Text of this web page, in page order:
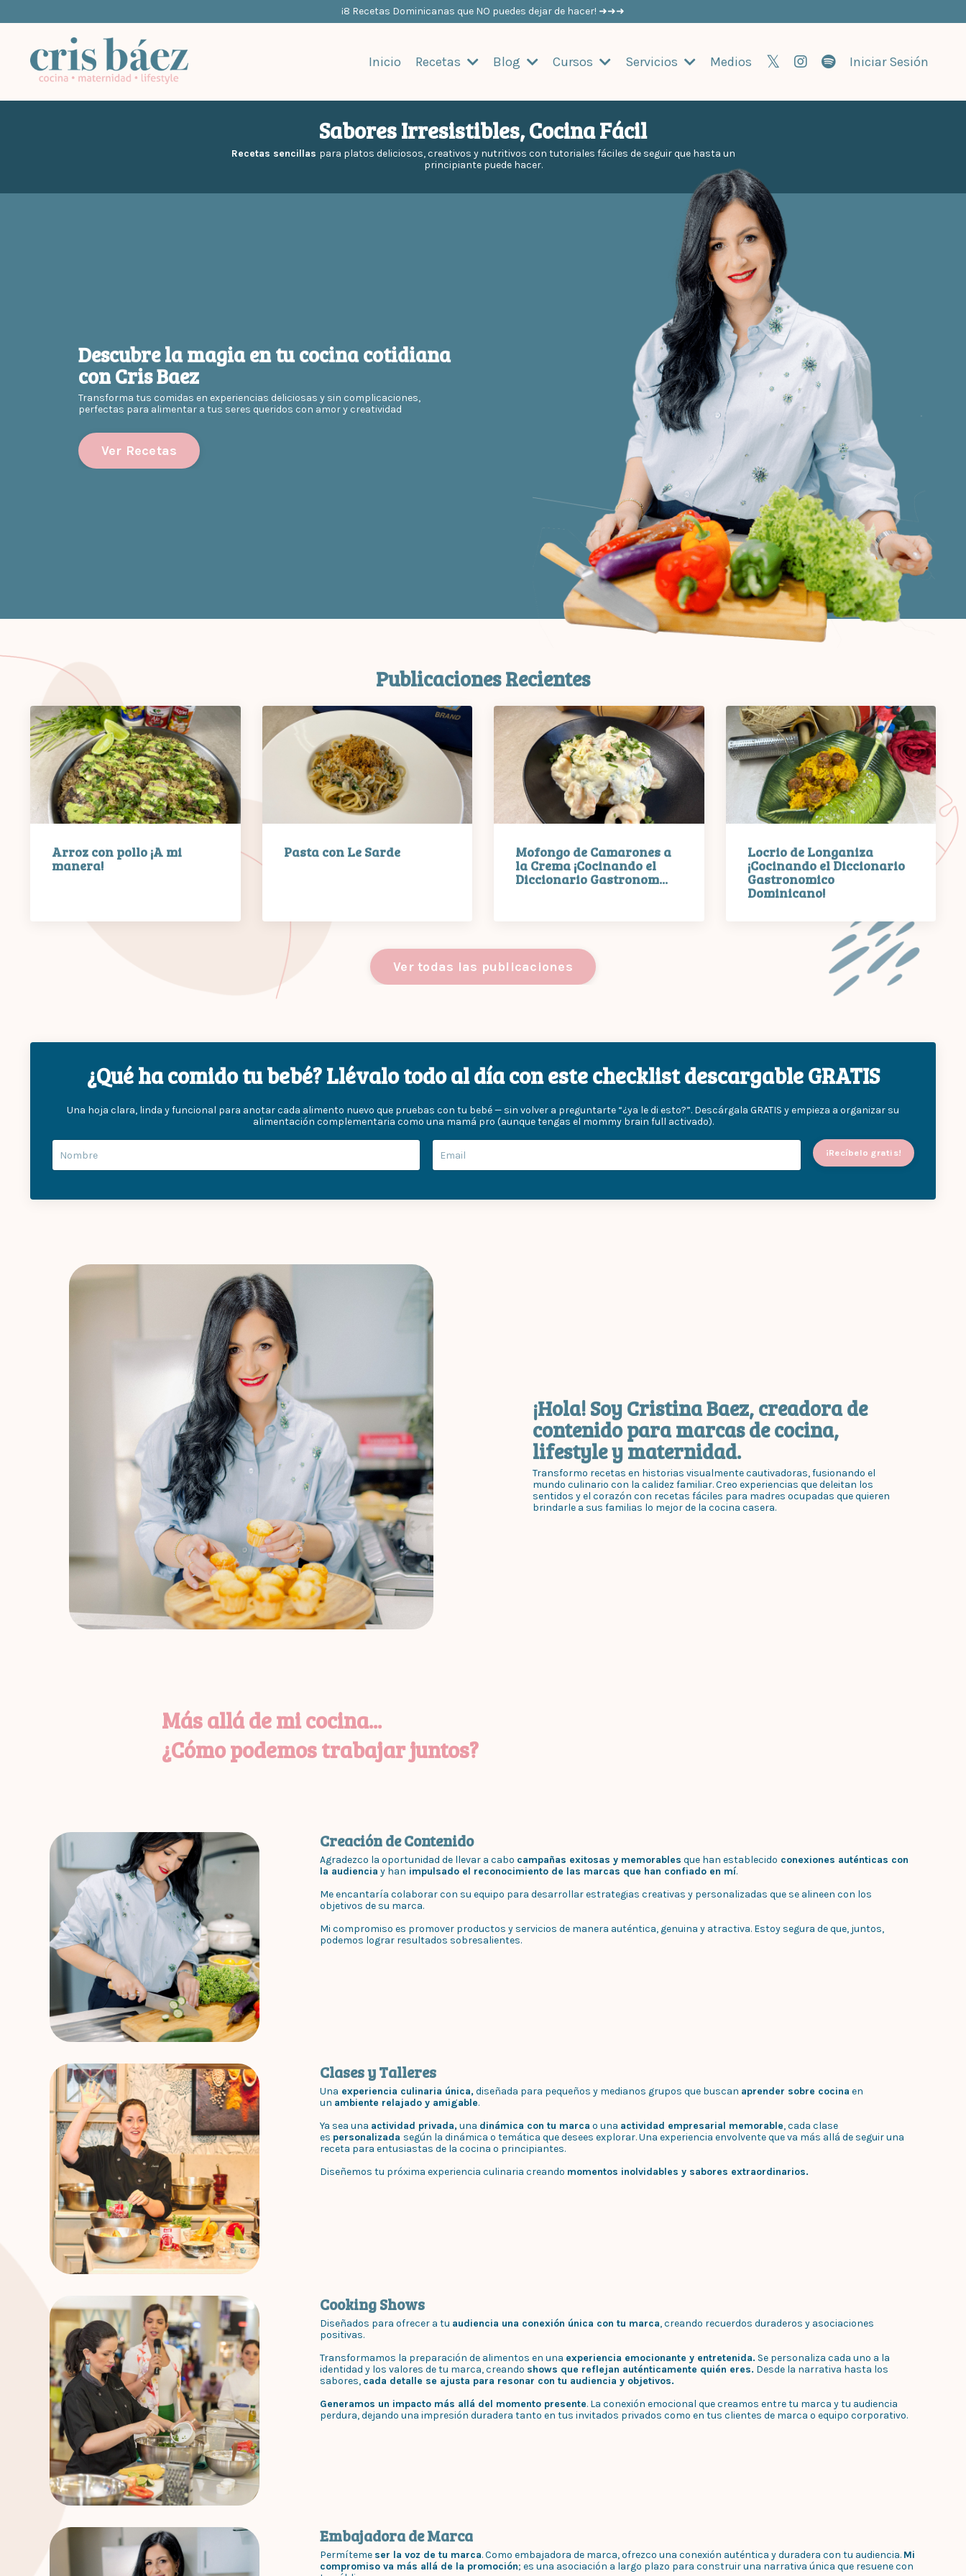
¡8 Recetas Dominicanas que NO puedes dejar de hacer! ➜➜➜
Inicio Recetas Blog Cursos Servicios Medios Iniciar Sesión
Sabores Irresistibles, Cocina Fácil
Recetas sencillas para platos deliciosos, creativos y nutritivos con tutoriales fáciles de seguir que hasta un
principiante puede hacer.
Descubre la magia en tu cocina cotidiana
con Cris Baez
Transforma tus comidas en experiencias deliciosas y sin complicaciones,
perfectas para alimentar a tus seres queridos con amor y creatividad
Ver Recetas
Publicaciones Recientes
Arroz con pollo ¡A mi
manera!
Pasta con Le Sarde Mofongo de Camarones a
la Crema ¡Cocinando el
Diccionario Gastronom...
Locrio de Longaniza
¡Cocinando el Diccionario
Gastronomico
Dominicano!
Ver todas las publicaciones
¿Qué ha comido tu bebé? Llévalo todo al día con este checklist descargable GRATIS
Una hoja clara, linda y funcional para anotar cada alimento nuevo que pruebas con tu bebé — sin volver a preguntarte “¿ya le di esto?”. Descárgala GRATIS y empieza a organizar su
alimentación complementaria como una mamá pro (aunque tengas el mommy brain full activado).
¡Recíbelo gratis!
¡Hola! Soy Cristina Baez, creadora de
contenido para marcas de cocina,
lifestyle y maternidad.
Transformo recetas en historias visualmente cautivadoras, fusionando el
mundo culinario con la calidez familiar. Creo experiencias que deleitan los
sentidos y el corazón con recetas fáciles para madres ocupadas que quieren
brindarle a sus familias lo mejor de la cocina casera.
Más allá de mi cocina...
¿Cómo podemos trabajar juntos?
Creación de Contenido
Agradezco la oportunidad de llevar a cabo campañas exitosas y memorables que han establecido conexiones auténticas con
la audiencia y han impulsado el reconocimiento de las marcas que han confiado en mí.
Me encantaría colaborar con su equipo para desarrollar estrategias creativas y personalizadas que se alineen con los
objetivos de su marca.
Mi compromiso es promover productos y servicios de manera auténtica, genuina y atractiva. Estoy segura de que, juntos,
podemos lograr resultados sobresalientes.
Clases y Talleres
Una experiencia culinaria única,diseñada para pequeños y medianos grupos que buscan aprender sobre cocina en
un ambiente relajado y amigable.
Ya sea una actividad privada,una dinámica con tu marca o una actividad empresarial memorable, cada clase
es personalizada según la dinámica o temática que desees explorar. Una experiencia envolvente que va más allá de seguir una
receta para entusiastas de la cocina o principiantes.
Diseñemos tu próxima experiencia culinaria creando momentos inolvidables y sabores extraordinarios.
Cooking Shows
Diseñados para ofrecer a tu audiencia una conexión única con tu marca, creando recuerdos duraderos y asociaciones
positivas.
Transformamos la preparación de alimentos en una experiencia emocionante y entretenida. Se personaliza cada uno a la
identidad y los valores de tu marca, creando shows que reflejan auténticamente quién eres. Desde la narrativa hasta los
sabores, cada detalle se ajusta para resonar con tu audiencia y objetivos.
Generamos un impacto más allá del momento presente. La conexión emocional que creamos entre tu marca y tu audiencia
perdura, dejando una impresión duradera tanto en tus invitados privados como en tus clientes de marca o equipo corporativo.
Embajadora de Marca
Permíteme ser la voz de tu marca. Como embajadora de marca, ofrezco una conexión auténtica y duradera con tu audiencia. Mi
compromiso va más allá de la promoción; es una asociación a largo plazo para construir una narrativa única que resuene con